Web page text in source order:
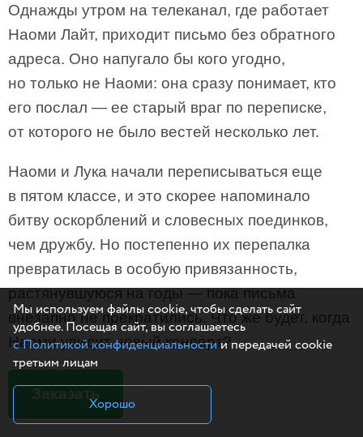
Однажды утром на телеканал, где работает
Наоми Лайт, приходит письмо без обратного
адреса. Оно напугало бы кого угодно,
но только не Наоми: она сразу понимает, кто
его послал — ее старый враг по переписке,
от которого не было вестей несколько лет.
Наоми и Лука начали переписываться еще
в пятом классе, и это скорее напоминало
битву оскорблений и словесных поединков,
чем дружбу. Но постепенно их перепалка
превратилась в особую привязанность,
растянувшуюся на годы — пока письма
внезапно не прекратились. Что же будет, когда
Наоми увидит новый конверт?
Заказать
Мы используем файлы cookie, чтобы сделать сайт
удобнее. Посещая сайт, вы соглашаетесь
с Политикой конфиденциальностии передачей cookie
третьим лицам
Хорошо